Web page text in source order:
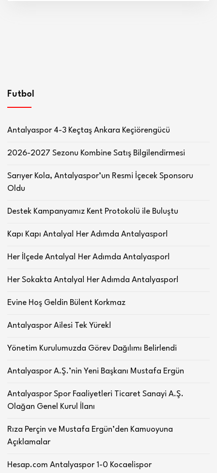
Futbol
Antalyaspor 4-3 Keçtaş Ankara Keçiörengücü
2026-2027 Sezonu Kombine Satış Bilgilendirmesi
Sarıyer Kola, Antalyaspor’un Resmi İçecek Sponsoru
Oldu
Destek Kampanyamız Kent Protokolü ile Buluştu
Kapı Kapı Antalya! Her Adımda Antalyaspor!
Her İlçede Antalya! Her Adımda Antalyaspor!
Her Sokakta Antalya! Her Adımda Antalyaspor!
Evine Hoş Geldin Bülent Korkmaz
Antalyaspor Ailesi Tek Yürek!
Yönetim Kurulumuzda Görev Dağılımı Belirlendi
Antalyaspor A.Ş.’nin Yeni Başkanı Mustafa Ergün
Antalyaspor Spor Faaliyetleri Ticaret Sanayi A.Ş.
Olağan Genel Kurul İlanı
Rıza Perçin ve Mustafa Ergün’den Kamuoyuna
Açıklamalar
Hesap.com Antalyaspor 1-0 Kocaelispor